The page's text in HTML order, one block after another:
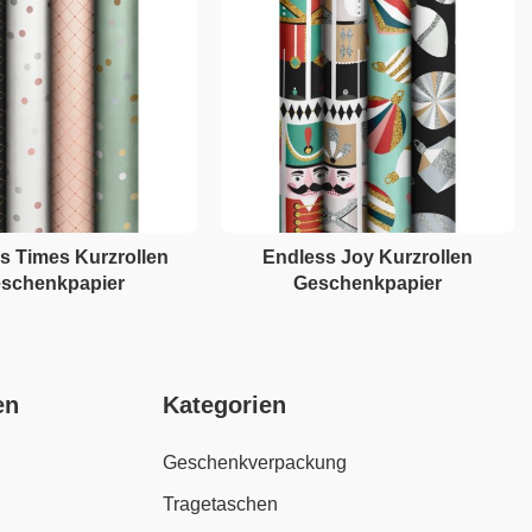
Times Kurzrollen
Endless Joy Kurzrollen
Geschenkpapier
Kategorien
Geschenkverpackung
Tragetaschen